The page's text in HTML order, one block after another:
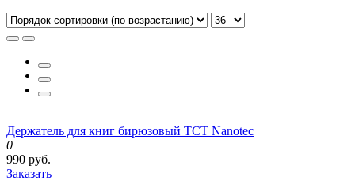
Держатель для книг бирюзовый TCT Nanotec
0
990 руб.
Заказать